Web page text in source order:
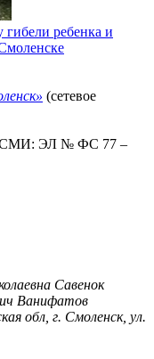
гибели ребенка и
(сетевое
СМИ: ЭЛ № ФС 77 –
Савенок
Ванифатов
обл, г. Смоленск, ул.